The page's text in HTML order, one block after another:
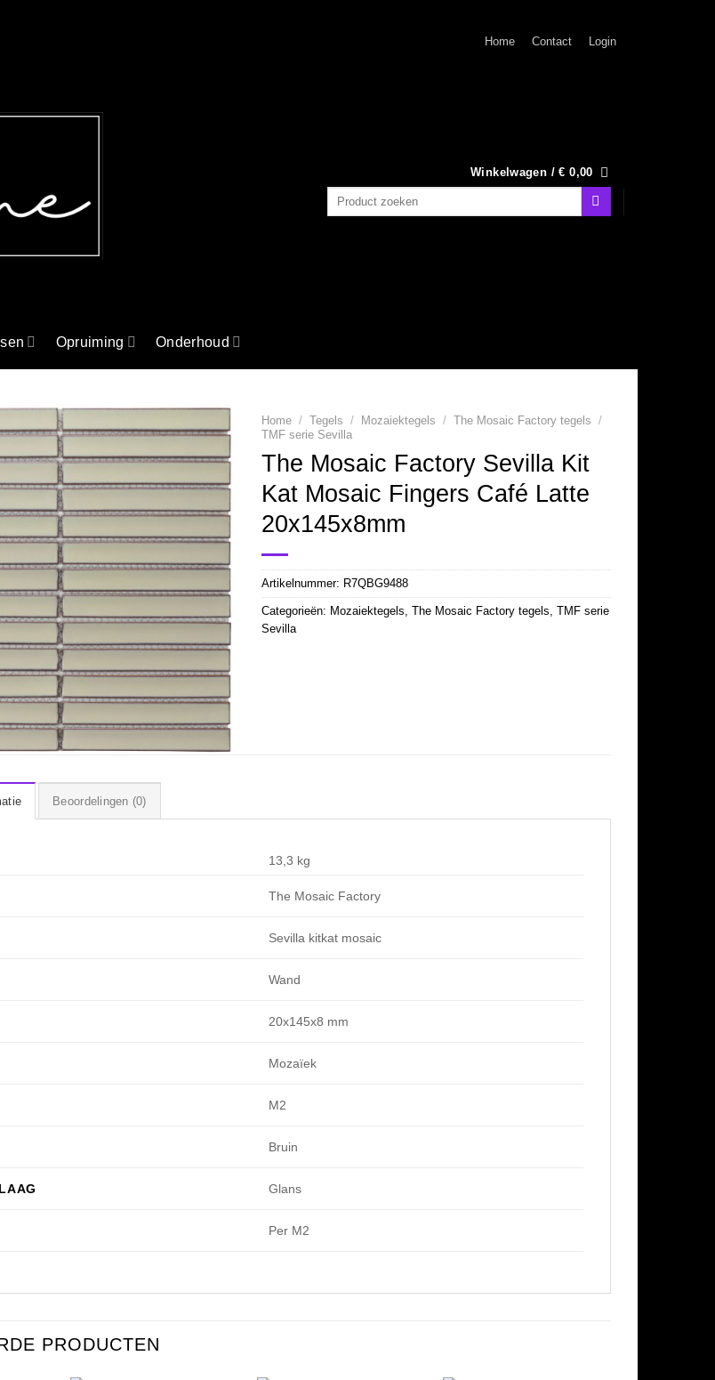
Home Contact Login
Winkelwagen /€ 0,00
Zoeken
Opruiming Onderhoud
Home / Tegels / Mozaiektegels / The Mosaic Factory tegels /
TMF serie Sevilla
The Mosaic Factory Sevilla Kit
Kat Mosaic Fingers Café Latte
20x145x8mm
Artikelnummer: R7QBG9488
Categorieën: Mozaiektegels, The Mosaic Factory tegels,
TMF serie
Sevilla
Beoordelingen (0)
13,3 kg
The Mosaic Factory
Sevilla kitkat mosaic
Wand
20x145x8 mm
Mozaïek
M2
Bruin
Glans
Per M2
PRODUCTEN